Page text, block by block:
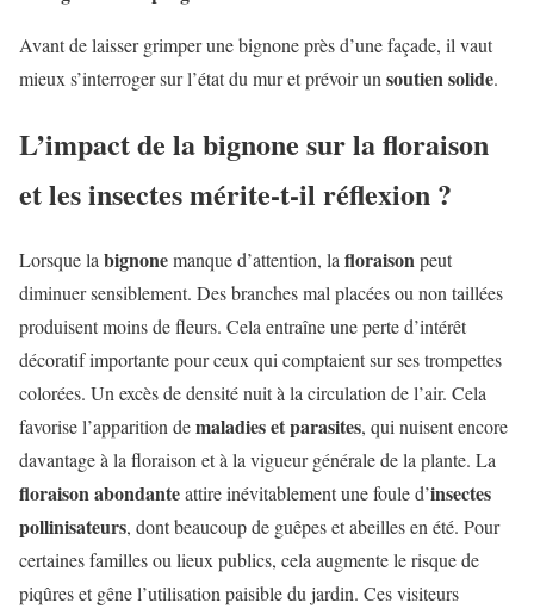
Avant de laisser grimper une bignone près d’une façade, il vaut
mieux s’interroger sur l’état du mur et prévoir un soutien solide.
L’impact de la bignone sur la floraison
et les insectes mérite-t-il réflexion ?
Lorsque la bignonemanque d’attention, la floraisonpeut
diminuer sensiblement. Des branches mal placées ou non taillées
produisent moins de fleurs. Cela entraîne une perte d’intérêt
décoratif importante pour ceux qui comptaient sur ses trompettes
colorées. Un excès de densité nuit à la circulation de l’air. Cela
favorise l’apparition demaladies et parasites, qui nuisent encore
davantage à la floraison et à la vigueur générale de la plante. La
floraison abondanteattire inévitablement une foule d’insectes
pollinisateurs, dont beaucoup de guêpes et abeilles en été. Pour
certaines familles ou lieux publics, cela augmente le risque de
piqûres et gêne l’utilisation paisible du jardin. Ces visiteurs